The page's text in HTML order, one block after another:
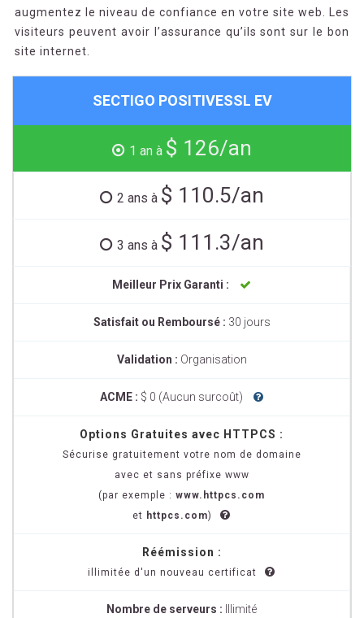
augmentez le niveau de confiance en votre site web. Les
visiteurs peuvent avoir l’assurance qu’ils sont sur le bon
site internet.
SECTIGO POSITIVESSL EV
1 an à $ 126/an
2 ans à $ 110.5/an
3 ans à $ 111.3/an
Meilleur Prix Garanti :
Satisfait ou Remboursé : 30 jours
Validation : Organisation
ACME : $ 0 (Aucun surcoût)
Options Gratuites avec HTTPCS :
Sécurise gratuitement votre nom de domaine
avec et sans préfixe www
(par exemple : www.httpcs.com
et httpcs.com)
Réémission :
illimitée d'un nouveau certificat
Nombre de serveurs : Illimité